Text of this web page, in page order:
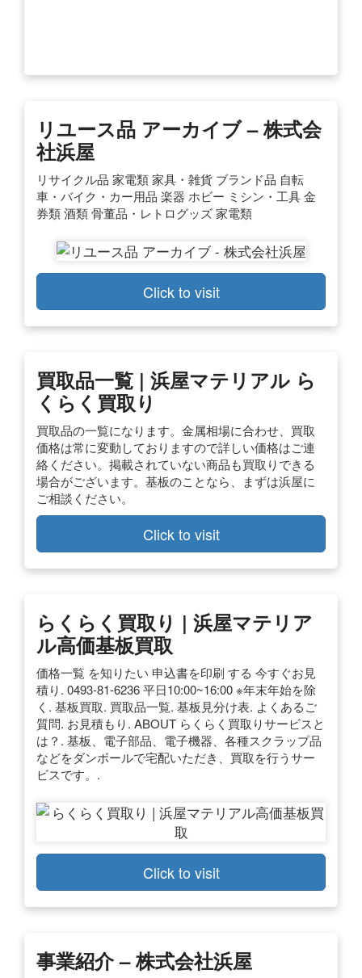
リユース品 アーカイブ – 株式会
社浜屋
リサイクル品 家電類 家具・雑貨 ブランド品 自転
車・バイク・カー用品 楽器 ホビー ミシン・工具 金
券類 酒類 骨董品・レトログッズ 家電類
Click to visit
買取品一覧 | 浜屋マテリアル ら
くらく買取り
買取品の一覧になります。金属相場に合わせ、買取
価格は常に変動しておりますので詳しい価格はご連
絡ください。掲載されていない商品も買取りできる
場合がございます。基板のことなら、まずは浜屋に
ご相談ください。
Click to visit
らくらく買取り | 浜屋マテリア
ル高価基板買取
価格一覧 を知りたい 申込書を印刷 する 今すぐお見
積り. 0493-81-6236 平日10:00~16:00 ※年末年始を除
く. 基板買取. 買取品一覧. 基板見分け表. よくあるご
質問. お見積もり. ABOUT らくらく買取りサービスと
は？. 基板、電子部品、電子機器、各種スクラップ品
などをダンボールで宅配いただき、買取を行うサー
ビスです。.
Click to visit
事業紹介 – 株式会社浜屋